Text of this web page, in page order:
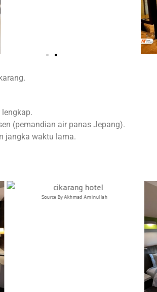
(pemandian air panas Jepang).
jangka waktu lama.
Source By Akhmad Aminullah